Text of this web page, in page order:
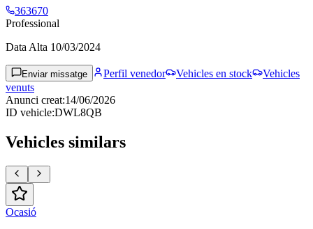
363670
Professional
Data Alta 10/03/2024
Enviar missatge Perfil venedor Vehicles en stock
Vehicles
venuts
Anunci creat:14/06/2026
ID vehicle:DWL8QB
Vehicles similars
Ocasió